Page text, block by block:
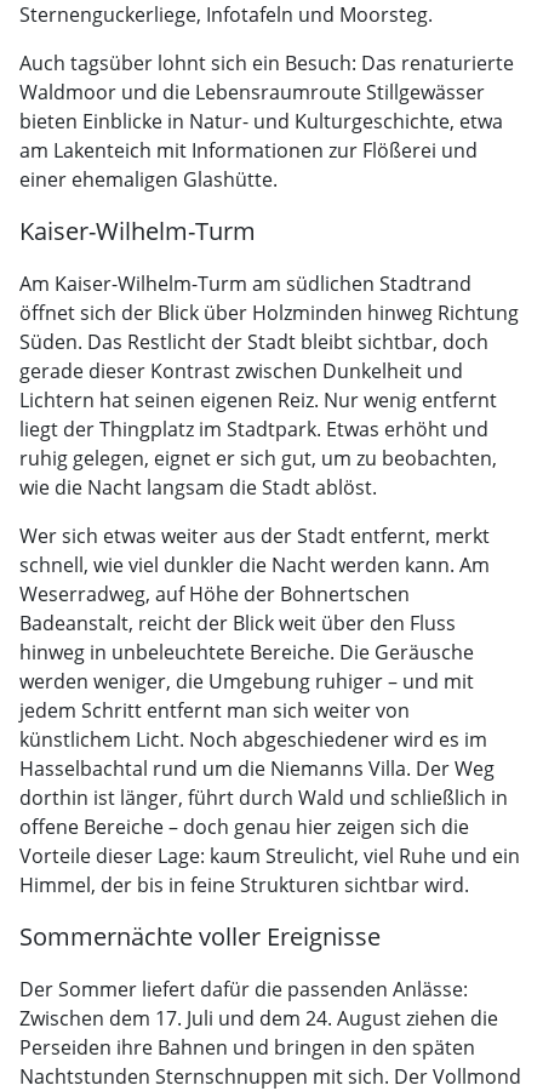
Sternenguckerliege, Infotafeln und Moorsteg.
Auch tagsüber lohnt sich ein Besuch: Das renaturierte
Waldmoor und die Lebensraumroute Stillgewässer
bieten Einblicke in Natur- und Kulturgeschichte, etwa
am Lakenteich mit Informationen zur Flößerei und
einer ehemaligen Glashütte.
Kaiser-Wilhelm-Turm
Am Kaiser-Wilhelm-Turm am südlichen Stadtrand
öffnet sich der Blick über Holzminden hinweg Richtung
Süden. Das Restlicht der Stadt bleibt sichtbar, doch
gerade dieser Kontrast zwischen Dunkelheit und
Lichtern hat seinen eigenen Reiz. Nur wenig entfernt
liegt der Thingplatz im Stadtpark. Etwas erhöht und
ruhig gelegen, eignet er sich gut, um zu beobachten,
wie die Nacht langsam die Stadt ablöst.
Wer sich etwas weiter aus der Stadt entfernt, merkt
schnell, wie viel dunkler die Nacht werden kann. Am
Weserradweg, auf Höhe der Bohnertschen
Badeanstalt, reicht der Blick weit über den Fluss
hinweg in unbeleuchtete Bereiche. Die Geräusche
werden weniger, die Umgebung ruhiger – und mit
jedem Schritt entfernt man sich weiter von
künstlichem Licht. Noch abgeschiedener wird es im
Hasselbachtal rund um die Niemanns Villa. Der Weg
dorthin ist länger, führt durch Wald und schließlich in
offene Bereiche – doch genau hier zeigen sich die
Vorteile dieser Lage: kaum Streulicht, viel Ruhe und ein
Himmel, der bis in feine Strukturen sichtbar wird.
Sommernächte voller Ereignisse
Der Sommer liefert dafür die passenden Anlässe:
Zwischen dem 17. Juli und dem 24. August ziehen die
Perseiden ihre Bahnen und bringen in den späten
Nachtstunden Sternschnuppen mit sich. Der Vollmond